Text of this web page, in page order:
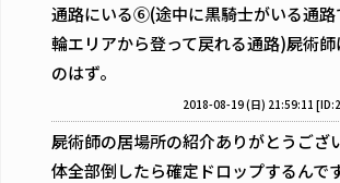
通路にいる⑥(途中に黒騎士がいる通
輪エリアから登って戻れる通路)屍術
のはず。
2018-08-19 (日) 21:59:11
屍術師の居場所の紹介ありがとうござ
体全部倒したら確定ドロップするんで